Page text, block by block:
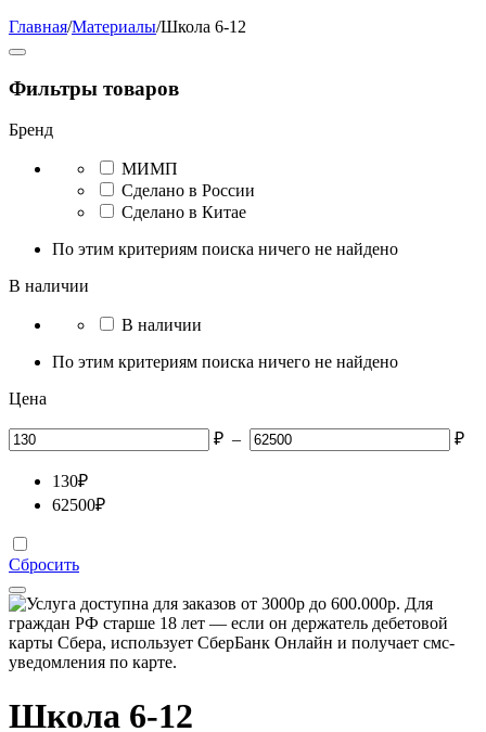
Главная/Материалы/Школа 6-12
Фильтры товаров
Бренд
МИМП
Сделано в России
Сделано в Китае
По этим критериям поиска ничего не найдено
В наличии
В наличии
По этим критериям поиска ничего не найдено
Цена
₽ – ₽
130₽
62500₽
Сбросить
Школа 6-12